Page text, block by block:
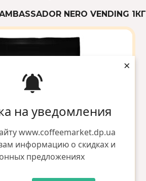
на уведомления
www.coffeemarket.dp.ua
информацию о скидках и
предложениях
×
NERO VENDING 1КГ